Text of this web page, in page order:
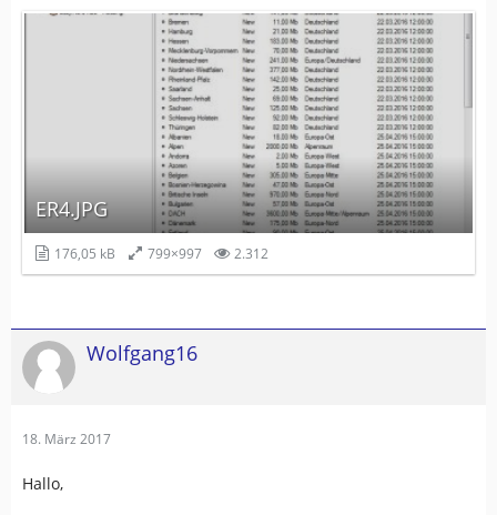
ER4.JPG
176,05 kB 799×997 2.312
Wolfgang16
18. März 2017
Hallo,